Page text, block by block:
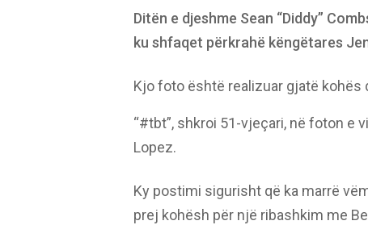
Ditën e djeshme Sean “Diddy”
ku shfaqet përkrahë këngëtares
Kjo foto është realizuar gjatë kohës
“#tbt”, shkroi 51-vjeçari, në foton e
Lopez.
Ky postimi sigurisht që ka marrë
prej kohësh për një ribashkim me